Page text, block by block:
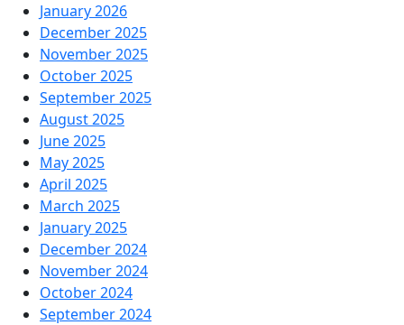
January 2026
December 2025
November 2025
October 2025
September 2025
August 2025
June 2025
May 2025
April 2025
March 2025
January 2025
December 2024
November 2024
October 2024
September 2024